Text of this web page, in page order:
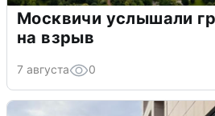
Москвичи услышали
на взрыв
7 августа 0